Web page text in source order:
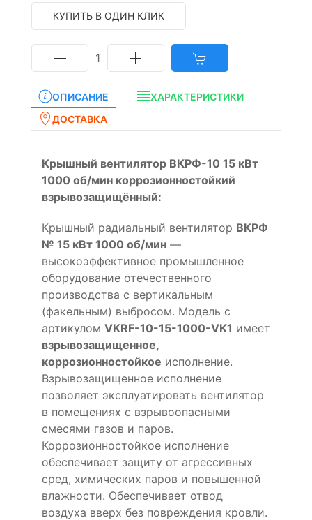
КУПИТЬ В ОДИН КЛИК
1
ОПИСАНИЕ
ХАРАКТЕРИСТИКИ
ДОСТАВКА
Крышный вентилятор ВКРФ-10 15 кВт
1000 об/мин коррозионностойкий
взрывозащищённый:
Крышный радиальный вентилятор ВКРФ
№ 15 кВт 1000 об/мин —
высокоэффективное промышленное
оборудование отечественного
производства с вертикальным
(факельным) выбросом. Модель с
артикулом VKRF-10-15-1000-VK1 имеет
взрывозащищенное,
коррозионностойкое исполнение.
Взрывозащищенное исполнение
позволяет эксплуатировать вентилятор
в помещениях с взрывоопасными
смесями газов и паров.
Коррозионностойкое исполнение
обеспечивает защиту от агрессивных
сред, химических паров и повышенной
влажности. Обеспечивает отвод
воздуха вверх без повреждения кровли.